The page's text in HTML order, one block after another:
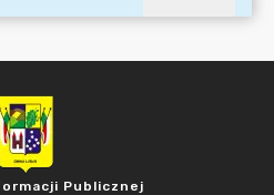
Publicznej